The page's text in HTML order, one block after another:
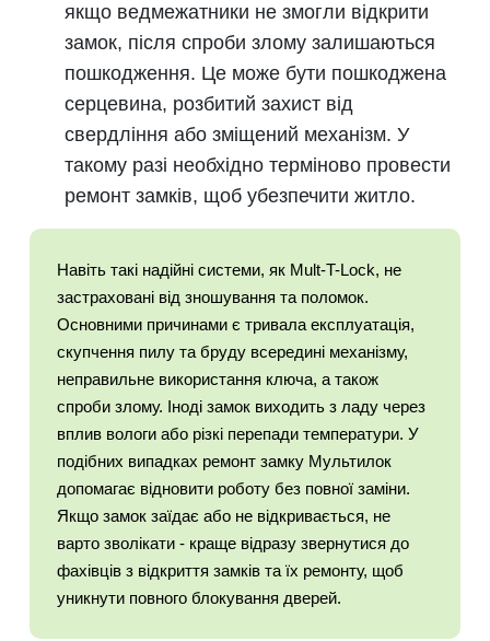
якщо ведмежатники не змогли відкрити
замок, після спроби злому залишаються
пошкодження. Це може бути пошкоджена
серцевина, розбитий захист від
свердління або зміщений механізм. У
такому разі необхідно терміново провести
ремонт замків, щоб убезпечити житло.
Навіть такі надійні системи, як Mult-T-Lock, не
застраховані від зношування та поломок.
Основними причинами є тривала експлуатація,
скупчення пилу та бруду всередині механізму,
неправильне використання ключа, а також
спроби злому. Іноді замок виходить з ладу через
вплив вологи або різкі перепади температури. У
подібних випадках ремонт замку Мультилок
допомагає відновити роботу без повної заміни.
Якщо замок заїдає або не відкривається, не
варто зволікати - краще відразу звернутися до
фахівців з відкриття замків та їх ремонту, щоб
уникнути повного блокування дверей.